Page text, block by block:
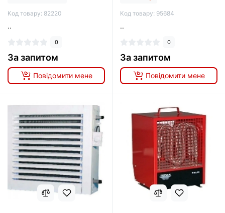
Код товару: 82220
..
0
За запитом
Повідомити мене
Код товару: 95684
..
0
За запитом
Повідомити мене